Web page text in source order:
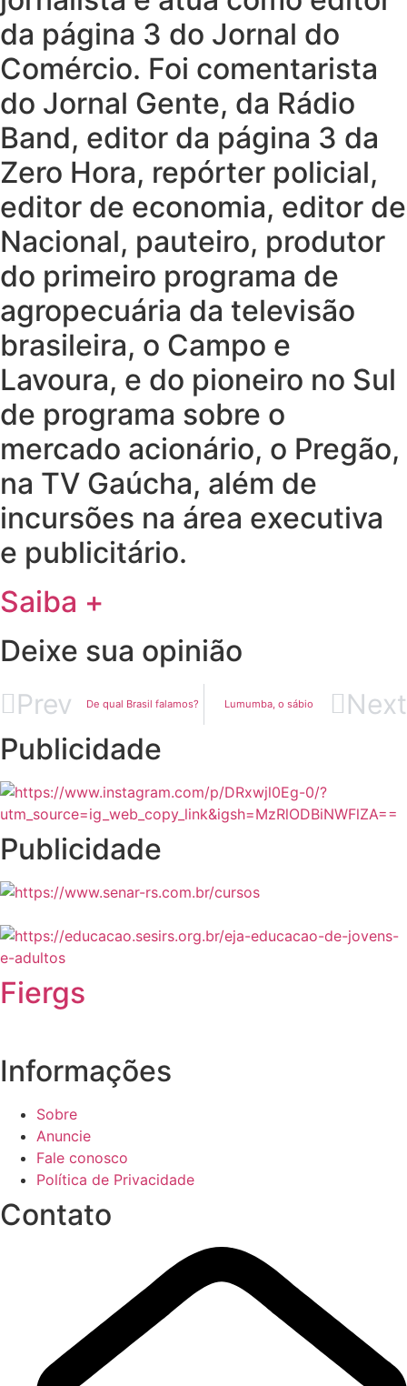
da página 3 do Jornal do
Comércio. Foi comentarista
do Jornal Gente, da Rádio
Band, editor da página 3 da
Zero Hora, repórter policial,
editor de economia, editor de
Nacional, pauteiro, produtor
do primeiro programa de
agropecuária da televisão
brasileira, o Campo e
Lavoura, e do pioneiro no Sul
de programa sobre o
mercado acionário, o Pregão,
na TV Gaúcha, além de
incursões na área executiva
e publicitário.
Saiba +
Deixe sua opinião
Prev De qual Brasil falamos? Lumumba, o sábio Next
Publicidade
Publicidade
Fiergs
Informações
Sobre
Anuncie
Fale conosco
Política de Privacidade
Contato